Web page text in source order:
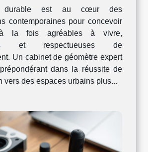
durable est au cœur des
contemporaines pour concevoir
la fois agréables à vivre,
et respectueuses de
Un cabinet de géomètre expert
dans la réussite de
vers des espaces urbains plus...